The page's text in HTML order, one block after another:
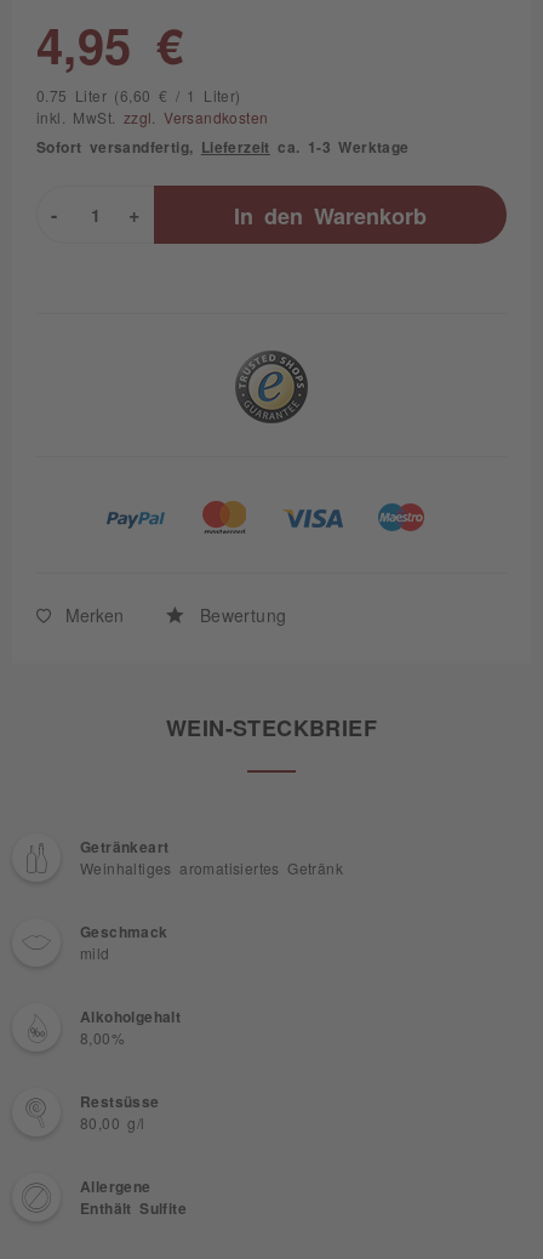
4,95 €
0.75 Liter (6,60 € / 1 Liter)
inkl. MwSt. zzgl. Versandkosten
Sofort versandfertig, Lieferzeit ca. 1-3 Werktage
+
- In den Warenkorb
Merken Bewertung
WEIN-STECKBRIEF
Getränkeart
Weinhaltiges aromatisiertes Getränk
Geschmack
mild
Alkoholgehalt
8,00%
Restsüsse
80,00 g/l
Allergene
Enthält Sulfite